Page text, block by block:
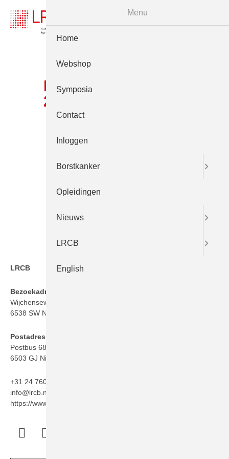
LRCB Event
23sept2022 0089
LRCB
Bezoekadres
Wijchenseweg 101
6538 SW Nijmegen
Postadres
Postbus 6873
6503 GJ Nijmegen
+31 24 760 06 50
info@lrcb.nl
https://www.lrcb.nl
Menu
Home
Webshop
Symposia
Contact
Inloggen
Borstkanker
Opleidingen
Nieuws
LRCB
English